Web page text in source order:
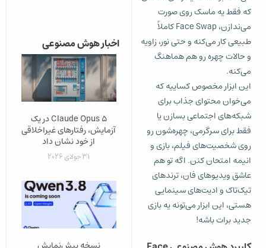
که فقط یه ماسک روی صورت
می‌ندازن، Face Swap کاملاً
طبیعی کار می‌کنه و حتی نور، زاویه
و حالات چهره رو هم هماهنگ
می‌کنه.
این ابزار مخصوص کساییه که
می‌خوان محتوای جذاب برای
شبکه‌های اجتماعی بسازن یا
فقط برای سرگرمی، چهره‌شون رو
روی شخصیت‌های فیلم، بازی و
انیمه امتحان کنن. اگه تو هم
عاشق ویدیوهای فان، ترندهای
تیک‌تاک و ادیت‌های سینمایی
هستی، این ابزار می‌تونه یه بازی
جدید برات باشه!
اخبار هوش مصنوعی
Claude Opus 5 در یک
آزمایش، رفتارهای غیراخلاقی
از خود نشان داد
31 جولای 2026